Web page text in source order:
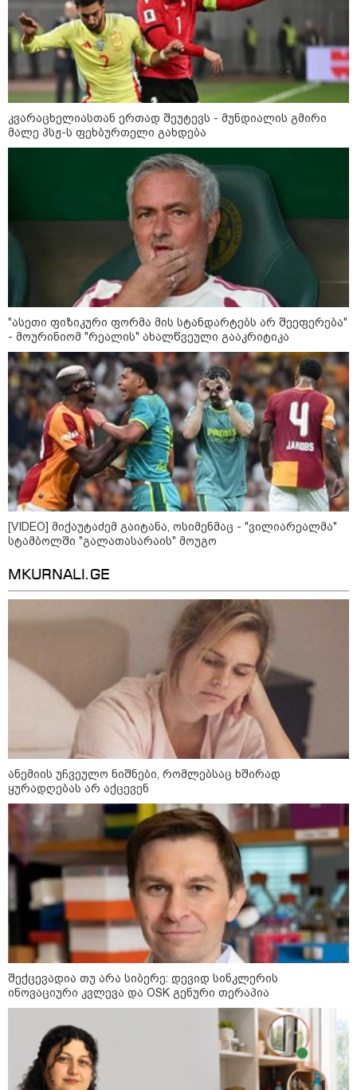
09:55 / 05-08-2026
მორიგი თავდასხმა Wildberries-
ის საწყობზე - დრონებით
თავდასხმის შემდეგ, ტულას
ოლქში მდებარე საწყობში
ხანძარია
09:12 / 05-08-2026
14 გარდაცვლილი, 22
დაშავებული, მასშტაბური
ხანძარი - რუსეთმა კიევზე
იერიში ბალისტიკური
რაკეტებით მიიტანა
14:13 / 04-08-2026
მორიგი თავდასხმა რუსეთში,
ნავთობგადამამუშავებელ
ქარხანაზე - რა დეტალებია
ცნობილი
კატეგორიის ყველა სიახლე
კატეგორიები
9
აგვისტო
დღის ზოგადი
ასტროლოგიური
აგვისტო აგარაკზე: ეს 5 საქმე
უნდა მოასწროთ შემოდგომის
დადგომამდე
ფული ამ ზოდიაქოს ნიშნების
ხელში აღმოჩნდება: ვინ
გამდიდრდება?
კვარაცხელიასთან ერთად შეუტევს - მუნდიალის გმირი
მალე პსჟ-ს ფეხბურთელი გახდება
"ასეთი ფიზიკური ფორმა მის სტანდარტებს არ შეეფერება"
- მოურინიომ "რეალის" ახალწვეული გააკრიტიკა
[VIDEO] მიქაუტაძემ გაიტანა, ოსიმენმაც - "ვილიარეალმა"
სტამბოლში "გალათასარაის" მოუგო
MKURNALI.GE
ანემიის უჩვეულო ნიშნები, რომლებსაც ხშირად
ყურადღებას არ აქცევენ
შექცევადია თუ არა სიბერე: დევიდ სინკლერის
ინოვაციური კვლევა და OSK გენური თერაპია